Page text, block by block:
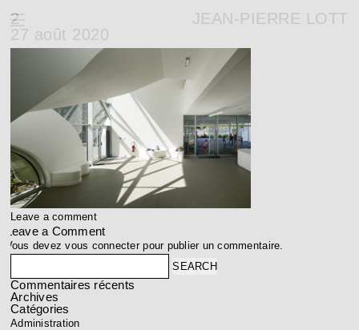
JEAN-PIERRE LOTT
2
27 août 2020
Leave a comment
Leave a Comment
Vous devezvous connecterpour publier un commentaire.
Commentaires récents
Archives
Catégories
Administration